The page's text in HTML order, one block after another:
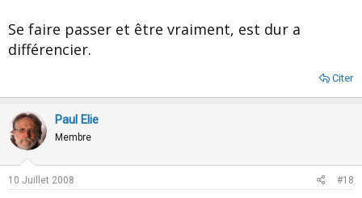
Se faire passer et être vraiment, est dur a
différencier.
Citer
Paul Elie
Membre
10 Juillet 2008 #18